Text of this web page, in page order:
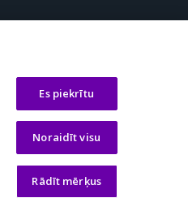
Osta.ee
KuldneBörs.ee
Es piekrītu
Noraidīt visu
Rādīt mērķus